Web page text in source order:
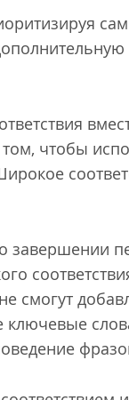
чтобы
завершении
смогут